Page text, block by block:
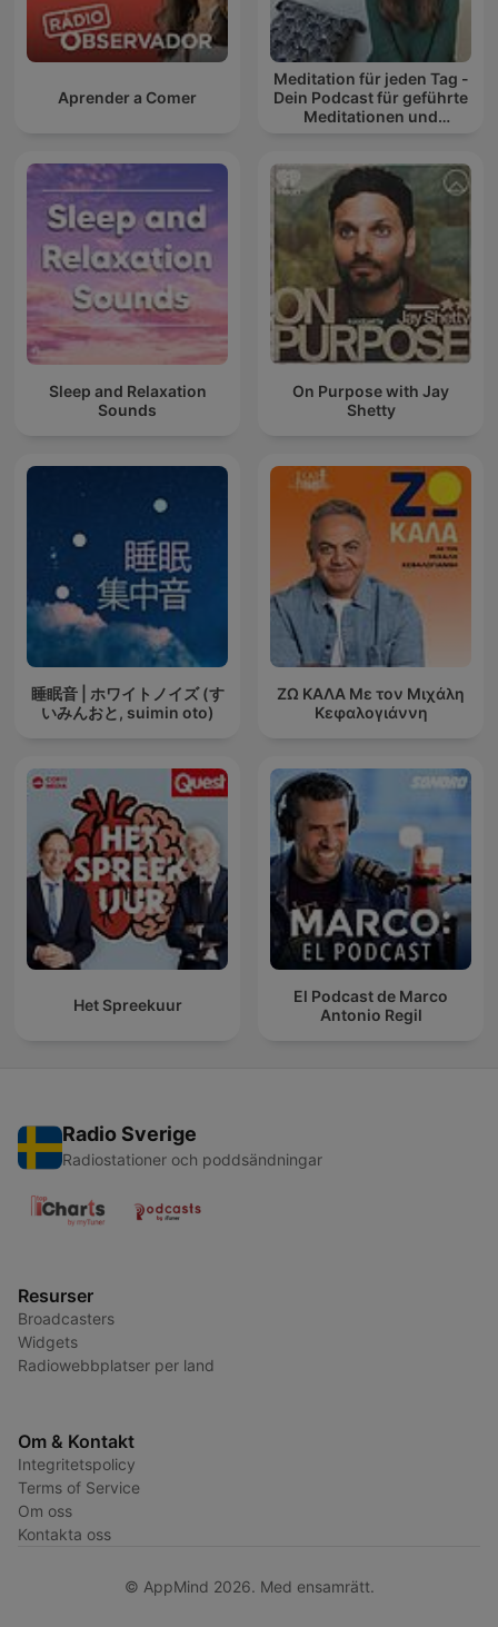
Aprender a Comer
Meditation für jeden Tag -
Dein Podcast für geführte
Meditationen und
Sleep and Relaxation
Sounds
On Purpose with Jay
Shetty
睡眠音 | ホワイトノイズ (す
いみんおと, suimin oto)
ΖΩ ΚΑΛΑ Με τον Μιχάλη
Κεφαλογιάννη
Het Spreekuur
El Podcast de Marco
Antonio Regil
Radio Sverige
Radiostationer och poddsändningar
Resurser
Broadcasters
Widgets
Radiowebbplatser per land
Om & Kontakt
Integritetspolicy
Terms of Service
Om oss
Kontakta oss
© AppMind 2026. Med ensamrätt.